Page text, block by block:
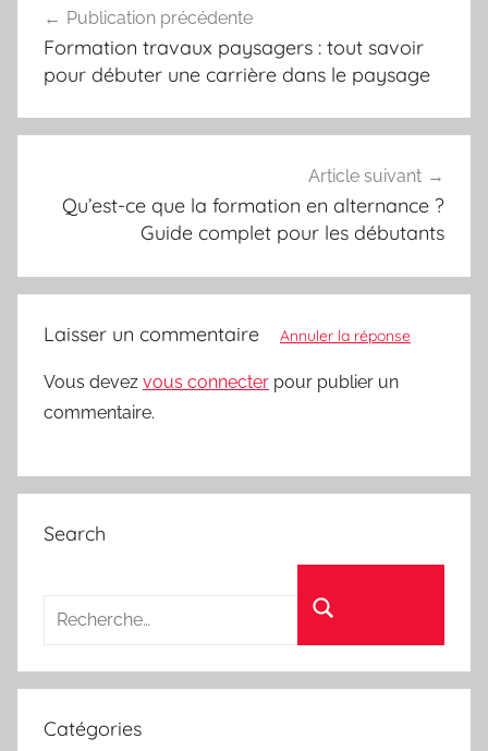
de
l’article
Publication précédente
Formation travaux paysagers : tout savoir
pour débuter une carrière dans le paysage
Article suivant
Qu’est-ce que la formation en alternance ?
Guide complet pour les débutants
Laisser un commentaire Annuler la réponse
Vous devez vous connecter pour publier un
commentaire.
Search
Catégories